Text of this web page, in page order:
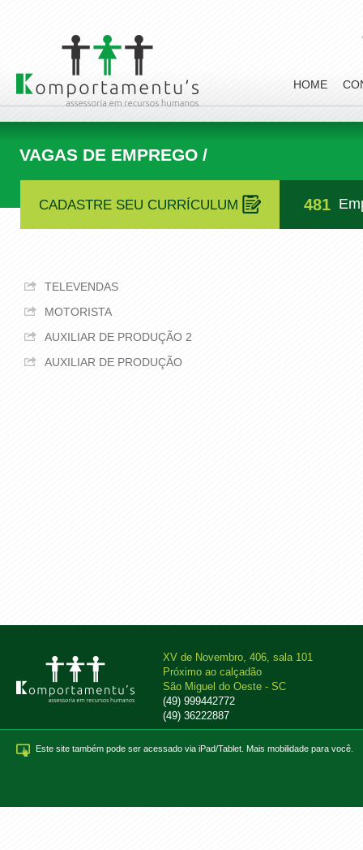
HOME
CADASTRE SEU CURRÍCULUM 481
VAGAS DE EMPREGO /
TELEVENDAS
MOTORISTA
AUXILIAR DE PRODUÇÃO 2
AUXILIAR DE PRODUÇÃO
XV de Novembro, 406, sala 101
Próximo ao calçadão
São Miguel do Oeste - SC
(49) 999442772
(49) 36222887
Este site também pode ser acessado via iPad/Tablet. Mais mobilidade para você.